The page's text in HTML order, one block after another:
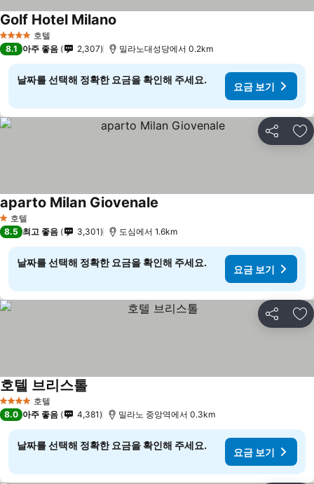
4 성급 호텔
Golf Hotel Milano
8.1 아주 좋음 2,307 밀라노대성당에서 0.2km
날짜를 선택해 정확한 요금을 확인해 주세요.
요금 보기
공유 즐
1 성급
호텔
aparto Milan Giovenale
8.5 최고 좋음 3,301 도심에서 1.6km
날짜를 선택해 정확한 요금을 확인해 주세요.
요금 보기
공유 즐
4 성급 호텔
호텔 브리스톨
8.0 아주 좋음 4,381 밀라노 중앙역에서 0.3km
날짜를 선택해 정확한 요금을 확인해 주세요.
요금 보기